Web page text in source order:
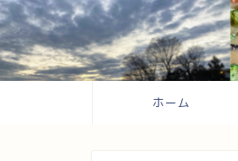
ホーム